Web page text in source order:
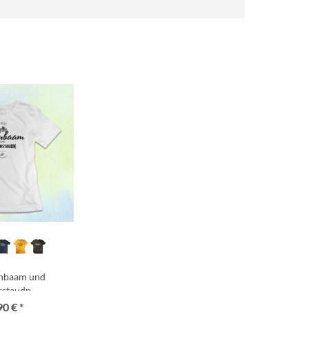
und
€ *